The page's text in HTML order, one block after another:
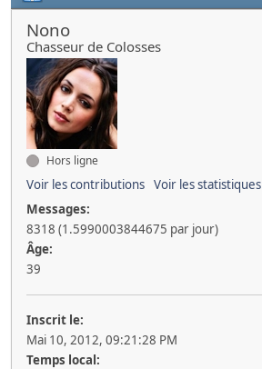
Nono
Chasseur de Colosses
Hors ligne
Voir les contributions Voir les statistiques
Messages:
8318 (1.5990003844675 par jour)
Âge:
39
Inscrit le:
Mai 10, 2012, 09:21:28 PM
Temps local: